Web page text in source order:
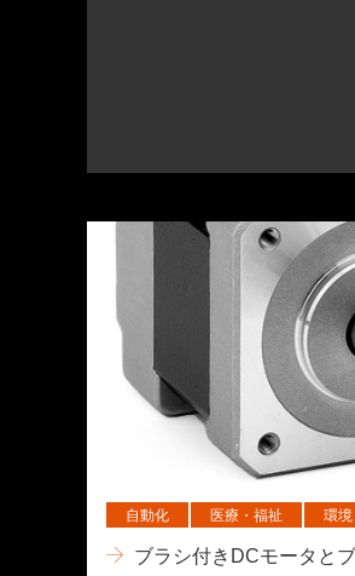
自動化 医療・福祉 環境
ブラシ付きDCモータと